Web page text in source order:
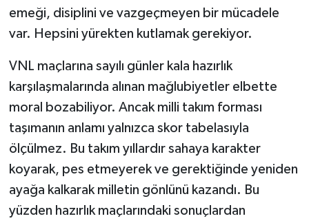
emeği, disiplini ve vazgeçmeyen bir mücadele
var. Hepsini yürekten kutlamak gerekiyor.
VNL maçlarına sayılı günler kala hazırlık
karşılaşmalarında alınan mağlubiyetler elbette
moral bozabiliyor. Ancak milli takım forması
taşımanın anlamı yalnızca skor tabelasıyla
ölçülmez. Bu takım yıllardır sahaya karakter
koyarak, pes etmeyerek ve gerektiğinde yeniden
ayağa kalkarak milletin gönlünü kazandı. Bu
yüzden hazırlık maçlarındaki sonuçlardan